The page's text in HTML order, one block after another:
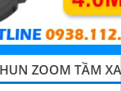
ZOOM TẦM XA